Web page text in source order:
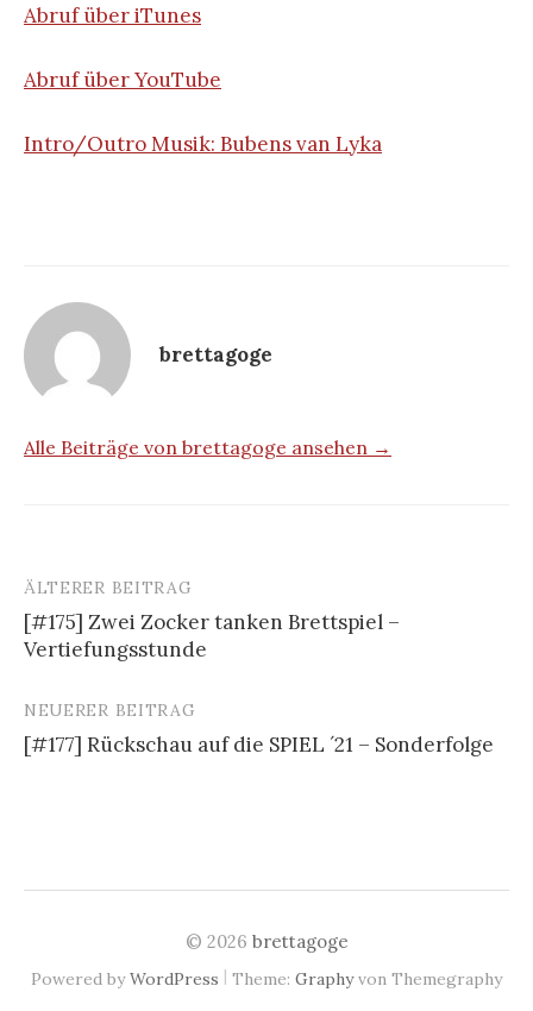
Abruf über iTunes
Abruf über YouTube
Intro/Outro Musik: Bubens van Lyka
brettagoge
Alle Beiträge von brettagoge ansehen →
Beitrags-
Navigation
ÄLTERER BEITRAG
[#175] Zwei Zocker tanken Brettspiel –
Vertiefungsstunde
NEUERER BEITRAG
[#177] Rückschau auf die SPIEL ´21 – Sonderfolge
© 2026 brettagoge
Powered byWordPress | Theme: Graphyvon Themegraphy